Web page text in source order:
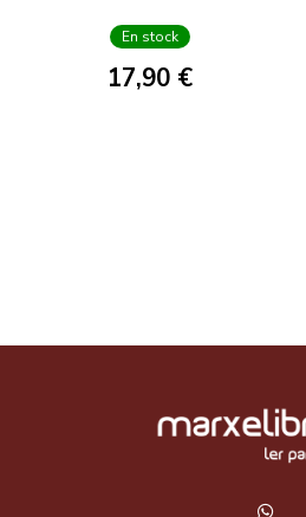
En stock
17,90 €